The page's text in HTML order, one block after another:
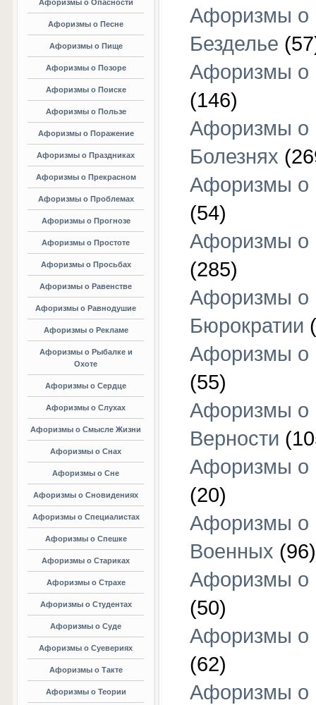
Афоризмы о Опасности
Афоризмы о Песне
Афоризмы о Пище
Афоризмы о Позоре
Афоризмы о Поиске
Афоризмы о Пользе
Афоризмы о Поражение
Афоризмы о Праздниках
Афоризмы о Прекрасном
Афоризмы о Проблемах
Афоризмы о Прогнозе
Афоризмы о Простоте
Афоризмы о Просьбах
Афоризмы о Равенстве
Афоризмы о Равнодушие
Афоризмы о Рекламе
Афоризмы о Рыбалке и
Охоте
Афоризмы о Сердце
Афоризмы о Слухах
Афоризмы о Смысле Жизни
Афоризмы о Снах
Афоризмы о Сне
Афоризмы о Сновидениях
Афоризмы о Специалистах
Афоризмы о Спешке
Афоризмы о Стариках
Афоризмы о Страхе
Афоризмы о Студентах
Афоризмы о Суде
Афоризмы о Суевериях
Афоризмы о Такте
Афоризмы о Теории
Афоризмы о
Безделье
Афоризмы о
(146)
Афоризмы о
Болезнях
Афоризмы о
(54)
Афоризмы о
(285)
Афоризмы о
Бюрократии
Афоризмы о
(55)
Афоризмы о
Верности
Афоризмы о
(20)
Афоризмы о
Военных (96)
Афоризмы о
(50)
Афоризмы о
(62)
Афоризмы о